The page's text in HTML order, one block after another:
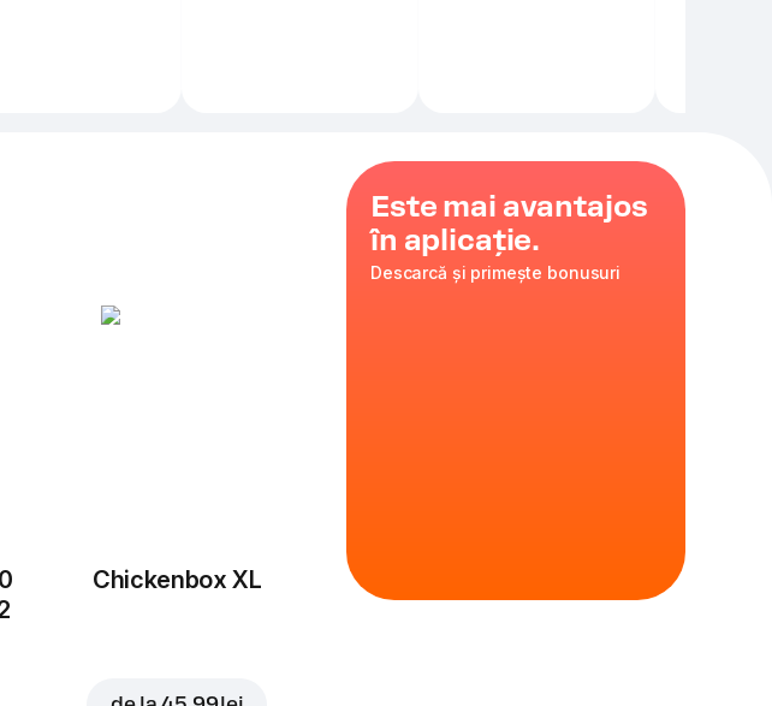
Este mai avantajos
în aplicație.
Descarcă și primește bonusuri
toppingChickenbox XL